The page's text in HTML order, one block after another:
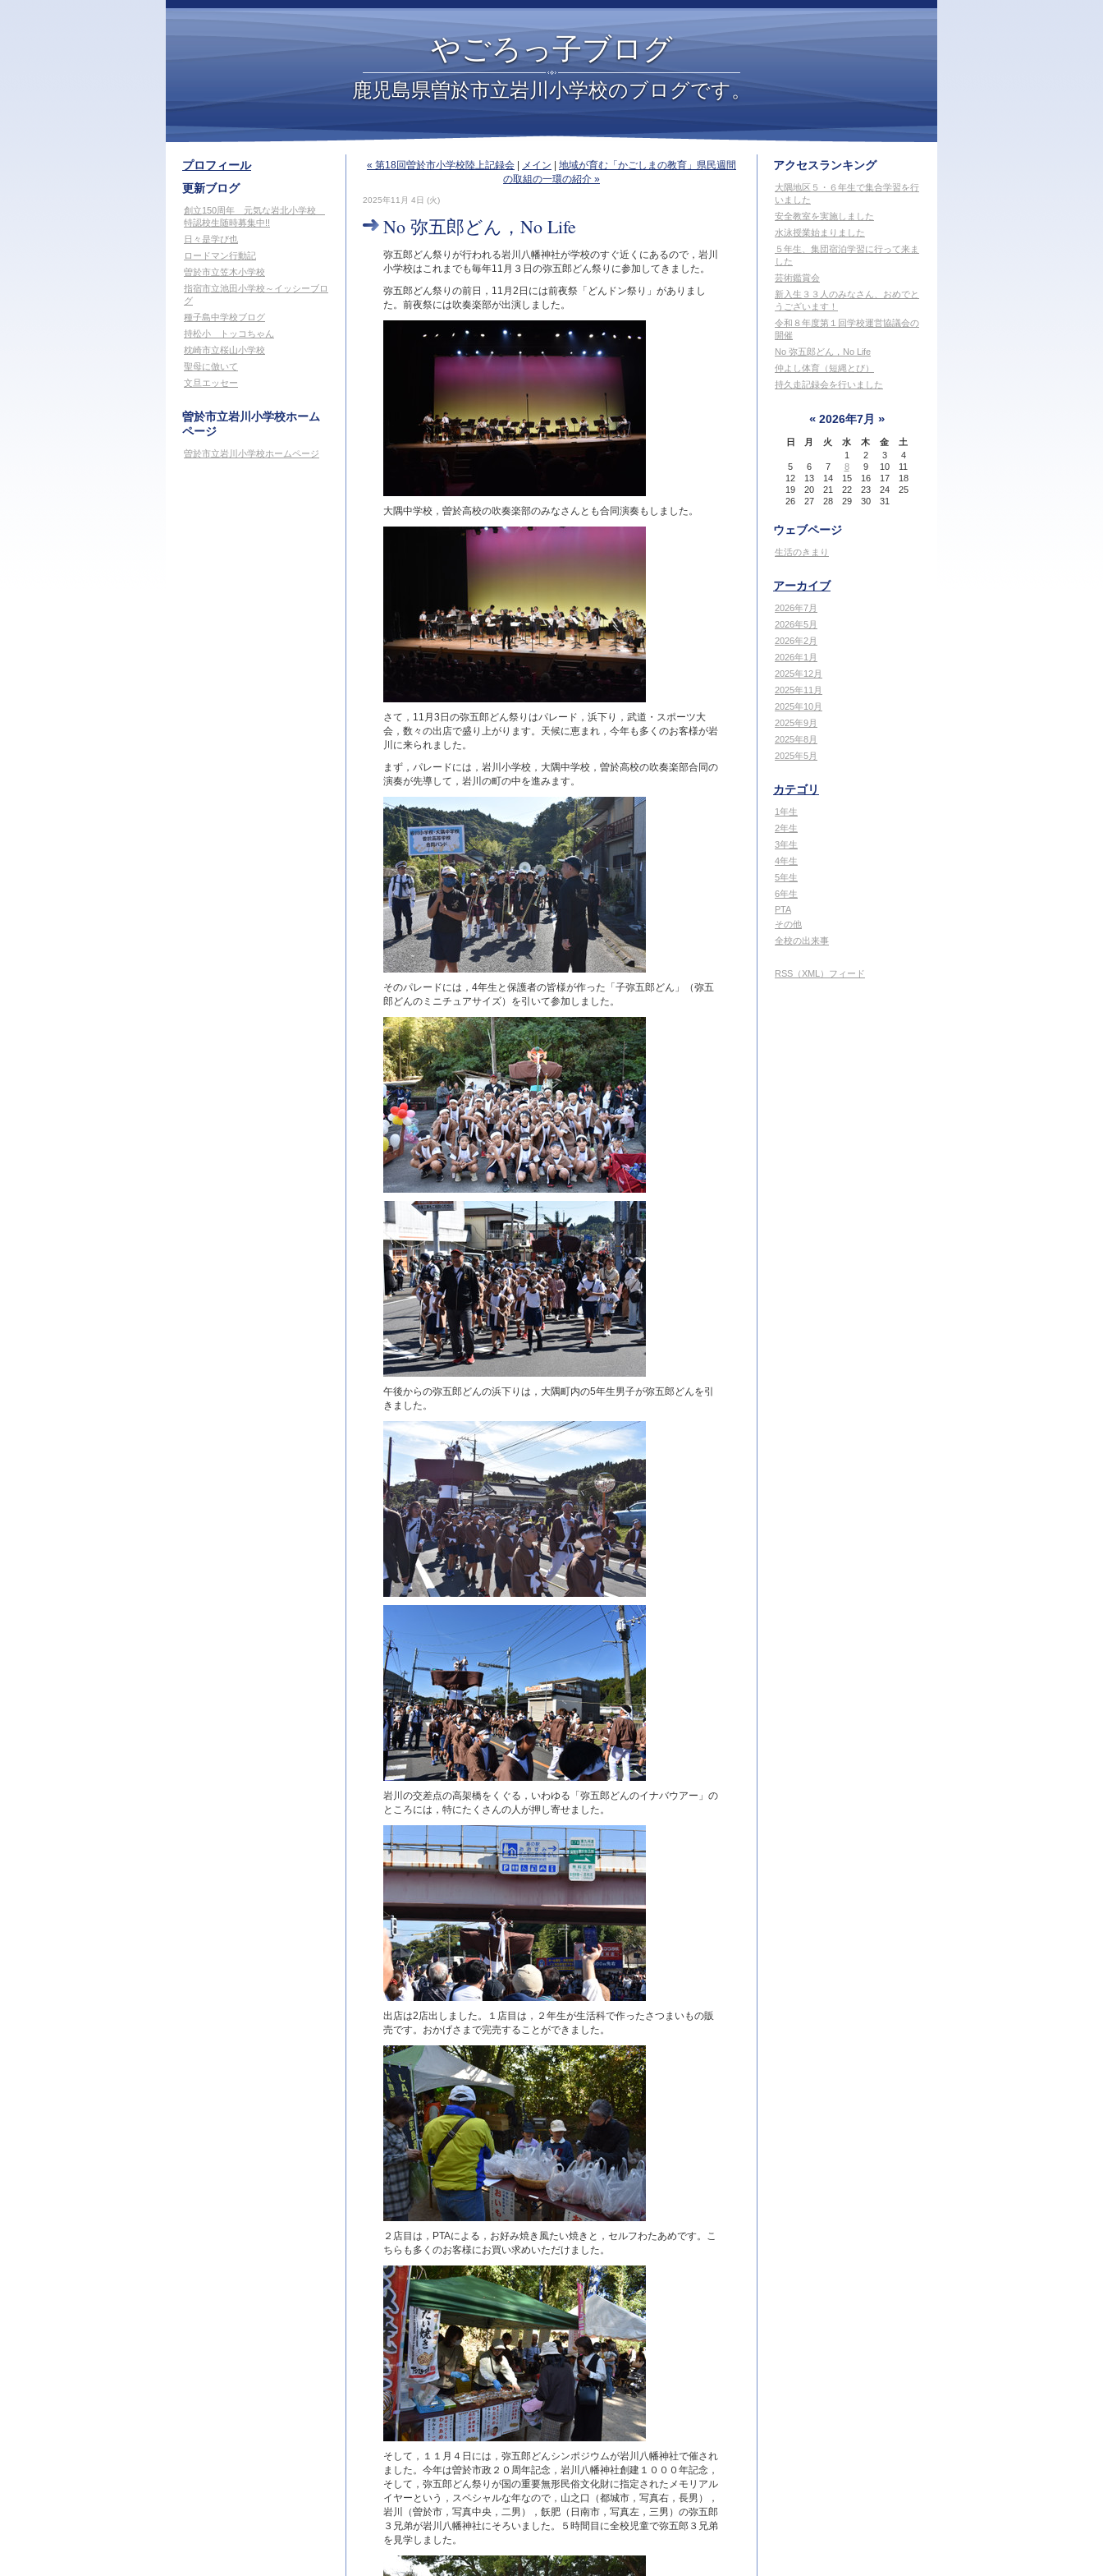
やごろっ子ブログ
鹿児島県曽於市立岩川小学校のブログです。
プロフィール
更新ブログ
創立150周年 元気な岩北小学校
特認校生随時募集中!!
日々是学び也
ロードマン行動記
曽於市立笠木小学校
指宿市立池田小学校～イッシーブロ
グ
種子島中学校ブログ
持松小 トッコちゃん
枕崎市立桜山小学校
聖母に倣いて
文旦エッセー
曽於市立岩川小学校ホーム
ページ
曽於市立岩川小学校ホームページ
« 第18回曽於市小学校陸上記録会 メイン
地域が育む「かごしまの教育」県民週間
の取組の一環の紹介 »
2025年11月 4日 (火)
No 弥五郎どん，No Life
弥五郎どん祭りが行われる岩川八幡神社が学校のすぐ近くにあるので，岩川
小学校はこれまでも毎年11月３日の弥五郎どん祭りに参加してきました。
弥五郎どん祭りの前日，11月2日には前夜祭「どんドン祭り」がありまし
た。前夜祭には吹奏楽部が出演しました。
大隅中学校，曽於高校の吹奏楽部のみなさんとも合同演奏もしました。
さて，11月3日の弥五郎どん祭りはパレード，浜下り，武道・スポーツ大
会，数々の出店で盛り上がります。天候に恵まれ，今年も多くのお客様が岩
川に来られました。
まず，パレードには，岩川小学校，大隅中学校，曽於高校の吹奏楽部合同の
演奏が先導して，岩川の町の中を進みます。
そのパレードには，4年生と保護者の皆様が作った「子弥五郎どん」（弥五
郎どんのミニチュアサイズ）を引いて参加しました。
午後からの弥五郎どんの浜下りは，大隅町内の5年生男子が弥五郎どんを引
きました。
岩川の交差点の高架橋をくぐる，いわゆる「弥五郎どんのイナバウアー」の
ところには，特にたくさんの人が押し寄せました。
出店は2店出しました。１店目は，２年生が生活科で作ったさつまいもの販
売です。おかげさまで完売することができました。
２店目は，PTAによる，お好み焼き風たい焼きと，セルフわたあめです。こ
ちらも多くのお客様にお買い求めいただけました。
そして，１１月４日には，弥五郎どんシンポジウムが岩川八幡神社で催され
ました。今年は曽於市政２０周年記念，岩川八幡神社創建１０００年記念，
そして，弥五郎どん祭りが国の重要無形民俗文化財に指定されたメモリアル
イヤーという，スペシャルな年なので，山之口（都城市，写真右，長男），
岩川（曽於市，写真中央，二男），飫肥（日南市，写真左，三男）の弥五郎
３兄弟が岩川八幡神社にそろいました。５時間目に全校児童で弥五郎３兄弟
を見学しました。
アクセスランキング
大隅地区５・６年生で集合学習を行
いました
安全教室を実施しました
水泳授業始まりました
５年生、集団宿泊学習に行って来ま
した
芸術鑑賞会
新入生３３人のみなさん、おめでと
うございます！
令和８年度第１回学校運営協議会の
開催
No 弥五郎どん，No Life
仲よし体育（短縄とび）
持久走記録会を行いました
« 2026年7月 »
日 月 火 水 木 金
土
1
2 3
4
5
6 7 8 9 10
11
12
13 14 15 16 17
18
19
20 21 22 23 24
25
26
27 28 29 30 31
ウェブページ
生活のきまり
アーカイブ
2026年7月
2026年5月
2026年2月
2026年1月
2025年12月
2025年11月
2025年10月
2025年9月
2025年8月
2025年5月
カテゴリ
1年生
2年生
3年生
4年生
5年生
6年生
PTA
その他
全校の出来事
RSS（XML）フィード